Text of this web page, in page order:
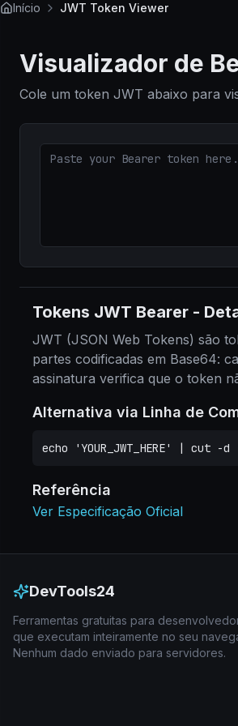
Skip to main content
Início JWT Token Viewer
Visualizador de
Cole um token JWT abaixo para
Tokens JWT Bearer -
JWT (JSON Web Tokens) são
partes codificadas em Base64:
assinatura verifica que o token
Alternativa via Linha de
echo 'YOUR_JWT_HERE' |
Referência
Ver Especificação Oficial
DevTools24
Ferramentas gratuitas para
que executam inteiramente no seu
Nenhum dado enviado para servidores.